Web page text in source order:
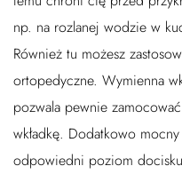
np. na rozlanej wodzie w
Również tu możesz
ortopedyczne. Wymienna
pozwala pewnie
wkładkę. Dodatkowo
odpowiedni poziom